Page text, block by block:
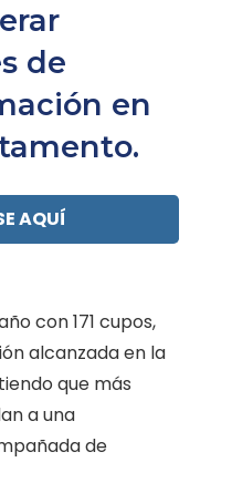
de
en
AQUÍ
con 171 cupos,
alcanzada en la
que más
a una
de